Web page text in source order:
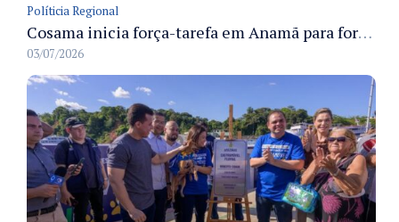
Políticia Regional
Cosama inicia força-tarefa em Anamã para fortalecer abastecimento de água e segurança hídrica da população
03/07/2026